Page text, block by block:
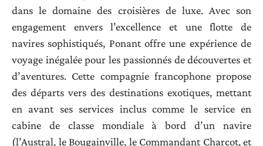
dans le domaine des croisières de luxe. Avec son
engagement envers l’excellence et une flotte de
navires sophistiqués, Ponant offre une expérience de
voyage inégalée pour les passionnés de découvertes et
d’aventures. Cette compagnie francophone propose
des départs vers des destinations exotiques, mettant
en avant ses services inclus comme le service en
cabine de classe mondiale à bord d’un navire
(l’Austral, le Bougainville, le Commandant Charcot, et